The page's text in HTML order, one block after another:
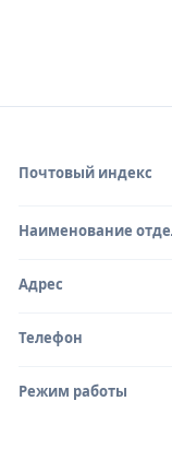
Почтовый индекс
Наименование
Адрес
Телефон
Режим работы
Источник данных